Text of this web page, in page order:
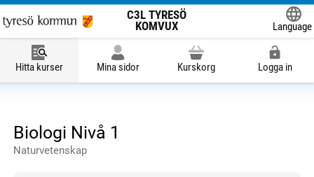
C3L TYRESÖ
KOMVUX
Language
Hitta kurser Mina sidor Kurskorg Logga in
Biologi Nivå 1
Naturvetenskap